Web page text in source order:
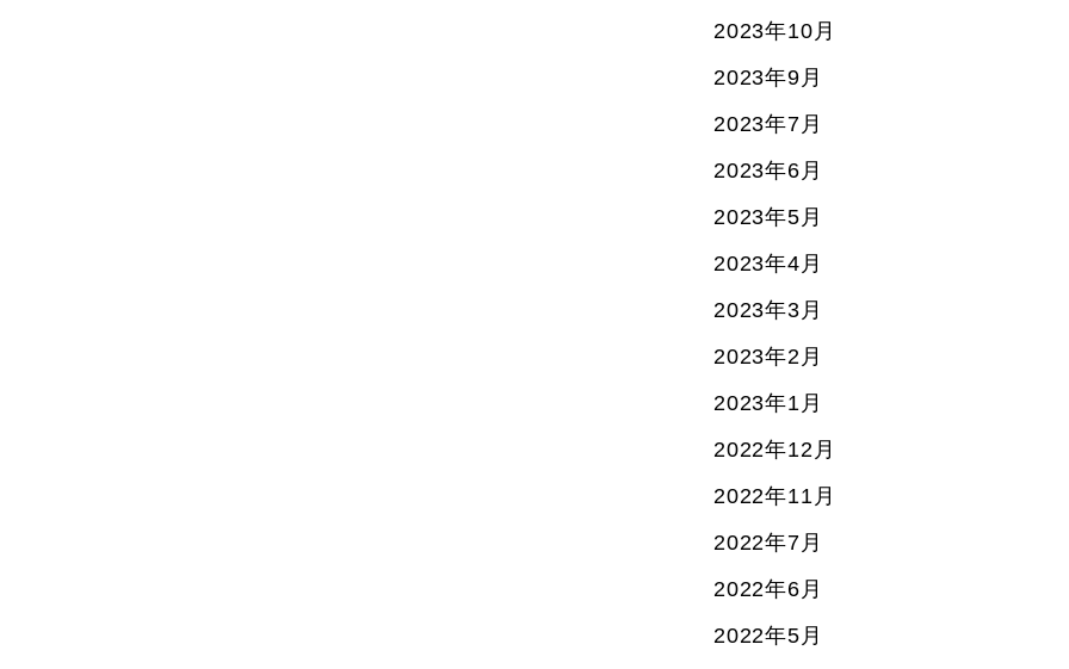
2023年10月
2023年9月
2023年7月
2023年6月
2023年5月
2023年4月
2023年3月
2023年2月
2023年1月
2022年12月
2022年11月
2022年7月
2022年6月
2022年5月